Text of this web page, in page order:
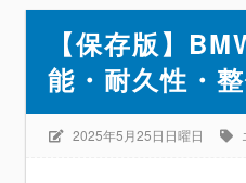
【保存版】
能・耐久性・
2025年5月25日日曜日